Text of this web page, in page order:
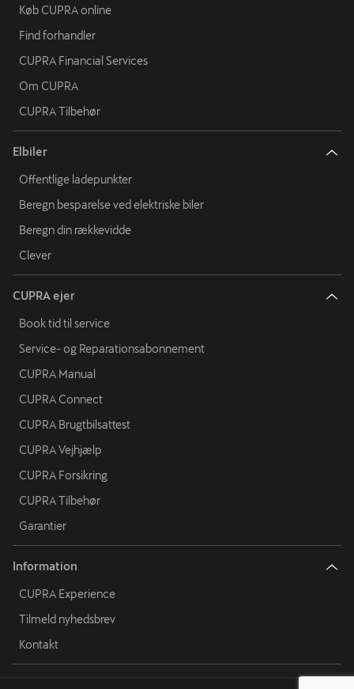
Køb CUPRA online
Find forhandler
CUPRA Financial Services
Om CUPRA
CUPRA Tilbehør
Elbiler
Offentlige ladepunkter
Beregn besparelse ved elektriske biler
Beregn din rækkevidde
Clever
CUPRA ejer
Book tid til service
Service- og Reparationsabonnement
CUPRA Manual
CUPRA Connect
CUPRA Brugtbilsattest
CUPRA Vejhjælp
CUPRA Forsikring
CUPRA Tilbehør
Garantier
Information
CUPRA Experience
Tilmeld nyhedsbrev
Kontakt